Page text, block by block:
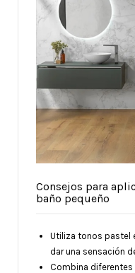
Consejos para
baño pequeño
Utiliza tonos pastel
dar una sensación
Combina